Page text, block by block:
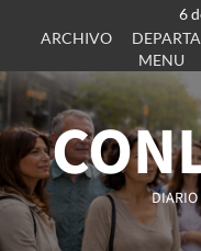
6
ARCHIVO
MENU